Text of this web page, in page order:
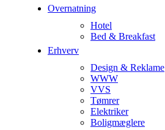
Overnatning
Hotel
Bed & Breakfast
Erhverv
Design & Reklame
WWW
VVS
Tømrer
Elektriker
Boligmæglere